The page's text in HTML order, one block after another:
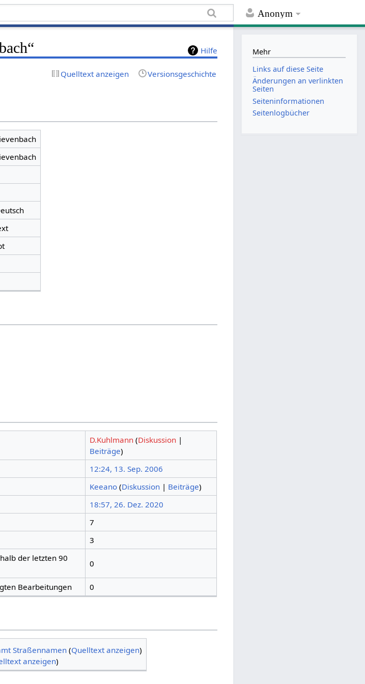
Anonym
Hilfe
Quelltext anzeigen Versionsgeschichte
D.Kuhlmann (Diskussion|
Beiträge)
12:24, 13. Sep. 2006
Keeano (Diskussion| Beiträge)
18:57, 26. Dez. 2020
7
3
der letzten 90
0
Bearbeitungen 0
Straßennamen (Quelltext anzeigen)
anzeigen)
Mehr
Links auf diese Seite
Änderungen an verlinkten
Seiten
Seiten­informationen
Seitenlogbücher